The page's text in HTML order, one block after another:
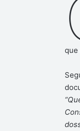
que